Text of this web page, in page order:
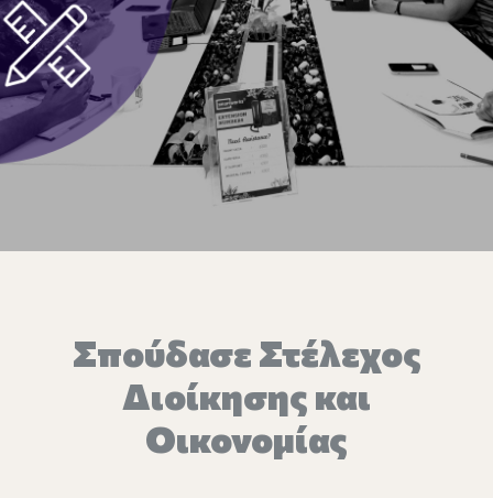
Νέα & Ανακοινώσεις
Επικοινωνία
Ευκαιρίες Καριέρας
Voucher
Σπούδασε Στέλεχος
Διοίκησης και
Οικονομίας